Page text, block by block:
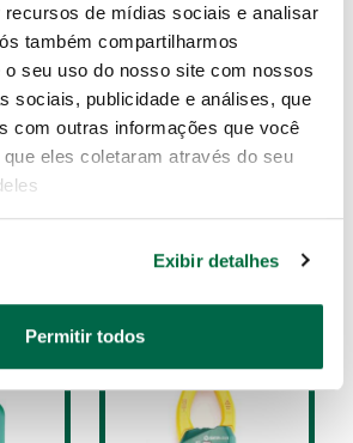
de mídias sociais e analisar
também compartilharmos
seu uso do nosso site com nossos
sociais, publicidade e análises, que
com outras informações que você
eles coletaram através do seu
Exibir detalhes
Permitir todos